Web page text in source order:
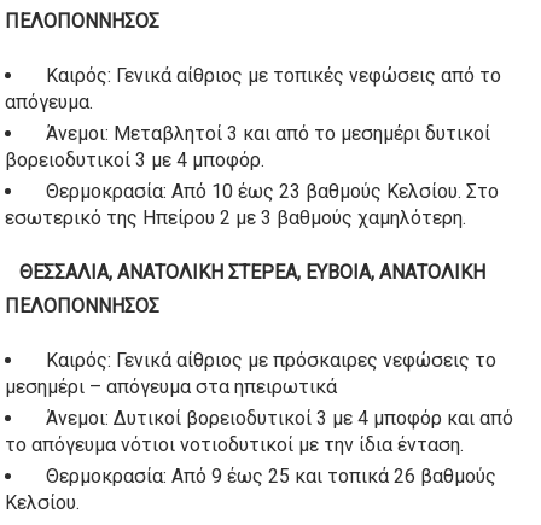
ΠΕΛΟΠΟΝΝΗΣΟΣ
Καιρός: Γενικά αίθριος με τοπικές νεφώσεις από το
απόγευμα.
Άνεμοι: Μεταβλητοί 3 και από το μεσημέρι δυτικοί
βορειοδυτικοί 3 με 4 μποφόρ.
Θερμοκρασία: Από 10 έως 23 βαθμούς Κελσίου. Στο
εσωτερικό της Ηπείρου 2 με 3 βαθμούς χαμηλότερη.
ΘΕΣΣΑΛΙΑ, ΑΝΑΤΟΛΙΚΗ ΣΤΕΡΕΑ, ΕΥΒΟΙΑ, ΑΝΑΤΟΛΙΚΗ
ΠΕΛΟΠΟΝΝΗΣΟΣ
Καιρός: Γενικά αίθριος με πρόσκαιρες νεφώσεις το
μεσημέρι – απόγευμα στα ηπειρωτικά
Άνεμοι: Δυτικοί βορειοδυτικοί 3 με 4 μποφόρ και από
το απόγευμα νότιοι νοτιοδυτικοί με την ίδια ένταση.
Θερμοκρασία: Από 9 έως 25 και τοπικά 26 βαθμούς
Κελσίου.